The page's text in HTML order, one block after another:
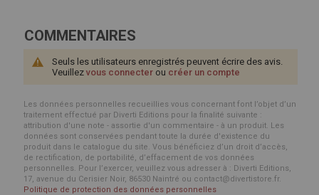
COMMENTAIRES
Seuls les utilisateurs enregistrés peuvent écrire des avis.
Veuillez vous connecter ou créer un compte
Les données personnelles recueillies vous concernant font l’objet d’un
traitement effectué par Diverti Editions pour la finalité suivante :
attribution d'une note - assortie d'un commentaire - à un produit. Les
données sont conservées pendant toute la durée d'existence du
produit dans le catalogue du site. Vous bénéficiez d’un droit d’accès,
de rectification, de portabilité, d’effacement de vos données
personnelles. Pour l’exercer, veuillez vous adresser à : Diverti Editions,
17, avenue du Cerisier Noir, 86530 Naintré ou contact@divertistore.fr.
Politique de protection des données personnelles